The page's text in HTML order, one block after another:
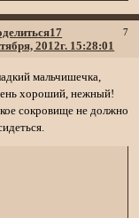
7
17
2012г. 15:28:01
мальчишечка,
хороший, нежный!
сокровище не должно